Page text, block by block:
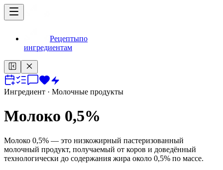
Рецептыпо
ингредиентам
Ингредиент · Молочные продукты
Молоко 0,5%
Молоко 0,5% — это низкожирный пастеризованный
молочный продукт, получаемый от коров и доведённый
технологически до содержания жира около 0,5% по массе.